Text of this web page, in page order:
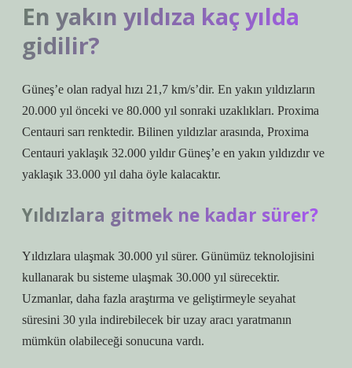
En yakın yıldıza kaç yılda
gidilir?
Güneş’e olan radyal hızı 21,7 km/s’dir. En yakın yıldızların
20.000 yıl önceki ve 80.000 yıl sonraki uzaklıkları. Proxima
Centauri sarı renktedir. Bilinen yıldızlar arasında, Proxima
Centauri yaklaşık 32.000 yıldır Güneş’e en yakın yıldızdır ve
yaklaşık 33.000 yıl daha öyle kalacaktır.
Yıldızlara gitmek ne kadar sürer?
Yıldızlara ulaşmak 30.000 yıl sürer. Günümüz teknolojisini
kullanarak bu sisteme ulaşmak 30.000 yıl sürecektir.
Uzmanlar, daha fazla araştırma ve geliştirmeyle seyahat
süresini 30 yıla indirebilecek bir uzay aracı yaratmanın
mümkün olabileceği sonucuna vardı.